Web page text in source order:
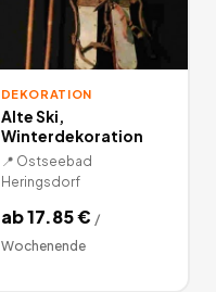
DEKORATION
Alte Ski,
Winterdekoration
📍 Ostseebad
Heringsdorf
ab17.85€ /
Wochenende